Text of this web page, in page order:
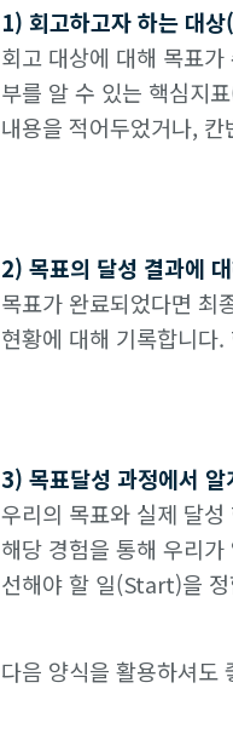
1) 회고하고자 하는 대
회고 대상에 대해 목표
부를 알 수 있는 핵심지
내용을 적어두었거나,
2) 목표의 달성 결과에
목표가 완료되었다면 최
현황에 대해 기록합니다
3) 목표달성 과정에서
우리의 목표와 실제 달
해당 경험을 통해 우리
선해야 할 일(Start)을
다음 양식을 활용하셔도